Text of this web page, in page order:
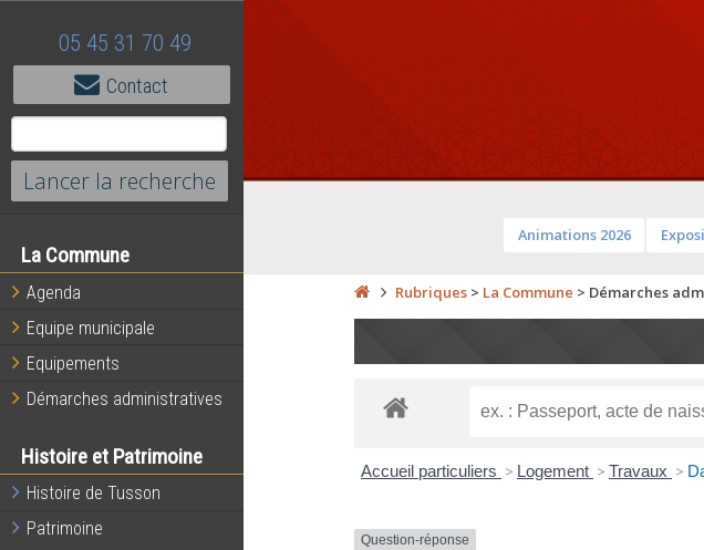
05 45 31 70 49
Contact
La Commune
Agenda
Equipe municipale
Equipements
Démarches administratives
Histoire et Patrimoine
Histoire de Tusson
Patrimoine
Animations 2026
Rubriques> La Commune > Démarches
Accueil particuliers > Logement > Travaux >
Question-réponse